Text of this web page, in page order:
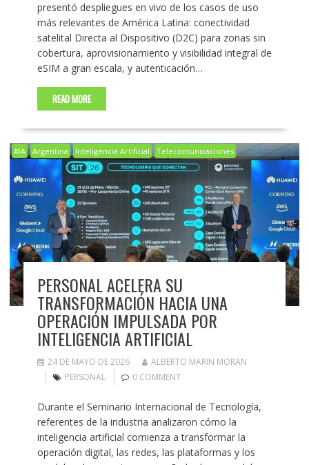
presentó despliegues en vivo de los casos de uso
más relevantes de América Latina: conectividad
satelital Directa al Dispositivo (D2C) para zonas sin
cobertura, aprovisionamiento y visibilidad integral de
eSIM a gran escala, y autenticación…
READ MORE
#IA Argentina Inteligencia Artificial Telecomunicaciones
PERSONAL ACELERA SU
TRANSFORMACIÓN HACIA UNA
OPERACIÓN IMPULSADA POR
INTELIGENCIA ARTIFICIAL
24 DE MAYO DE 2026
ALBERTO MARIN MORAN
PERSONAL
0 COMMENT
Durante el Seminario Internacional de Tecnología,
referentes de la industria analizaron cómo la
inteligencia artificial comienza a transformar la
operación digital, las redes, las plataformas y los